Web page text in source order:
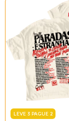
LEVE 3 PAGUE 2